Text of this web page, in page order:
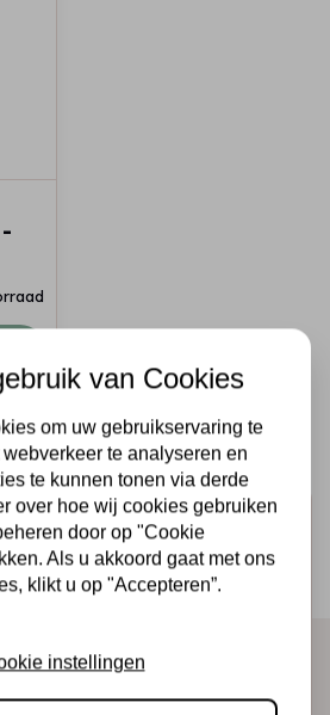
nieuwsbrief
actie en nieuwe producten
van Cookies
om uw gebruikservaring te
te analyseren en
te kunnen tonen via derde
over hoe wij cookies gebruiken
door op "Cookie
Als u akkoord gaat met ons
klikt u op "Accepteren”.
instellingen